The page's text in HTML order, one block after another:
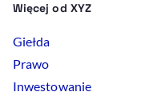
Więcej od XYZ
Giełda
Prawo
Inwestowanie